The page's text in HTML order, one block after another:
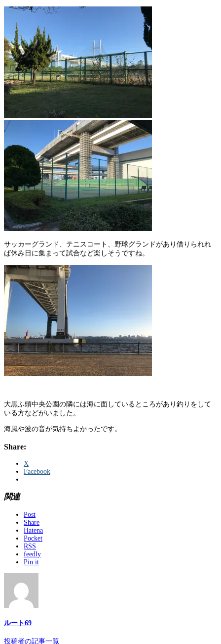
サッカーグランド、テニスコート、野球グランドがあり借りられれ
ば休み日に集まって試合など楽しそうですね。
大黒ふ頭中央公園の隣には海に面しているところがあり釣りをして
いる方などがいました。
海風や波の音が気持ちよかったです。
Share:
X
Facebook
関連
Post
Share
Hatena
Pocket
RSS
feedly
Pin it
ルート69
投稿者の記事一覧